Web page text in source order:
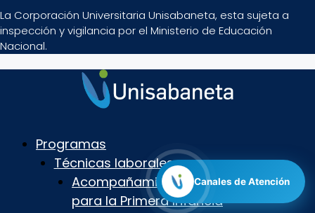
Canales de Atención
La Corporación Universitaria Unisabaneta, esta sujeta a
inspección y vigilancia por el Ministerio de Educación
Nacional.
Programas
Técnicas laborales
Acompañamiento Lúdico e Inclusivo
para la Primera Infancia